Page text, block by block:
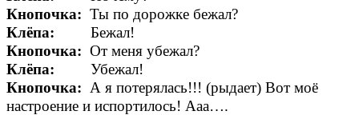
Кнопочка: Ты по дорожке бежал?
Клёпа:
Бежал!
Кнопочка: От меня убежал?
Клёпа:
Убежал!
Кнопочка: А я потерялась!!! (рыдает) Вот моё
настроение и испортилось! Ааа….